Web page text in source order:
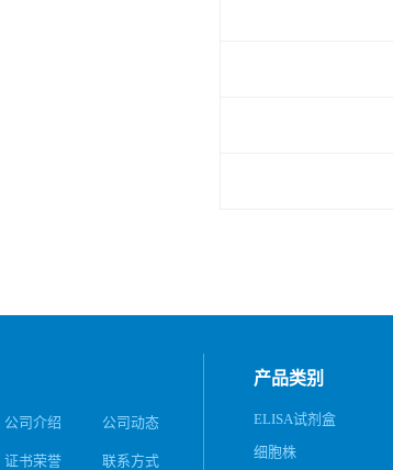
公司介绍 公司动态
证书荣誉 联系方式
产品类别
ELISA试剂盒
细胞株